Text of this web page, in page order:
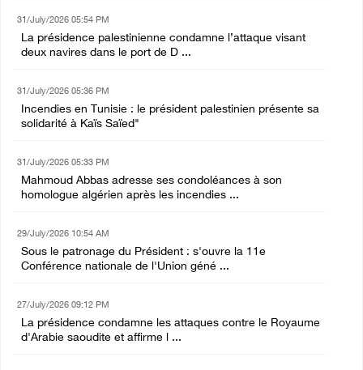
31/July/2026 05:54 PM
La présidence palestinienne condamne l’attaque visant
deux navires dans le port de D ...
31/July/2026 05:36 PM
Incendies en Tunisie : le président palestinien présente sa
solidarité à Kaïs Saïed"
31/July/2026 05:33 PM
Mahmoud Abbas adresse ses condoléances à son
homologue algérien après les incendies ...
29/July/2026 10:54 AM
Sous le patronage du Président : s'ouvre la 11e
Conférence nationale de l'Union géné ...
27/July/2026 09:12 PM
La présidence condamne les attaques contre le Royaume
d'Arabie saoudite et affirme l ...